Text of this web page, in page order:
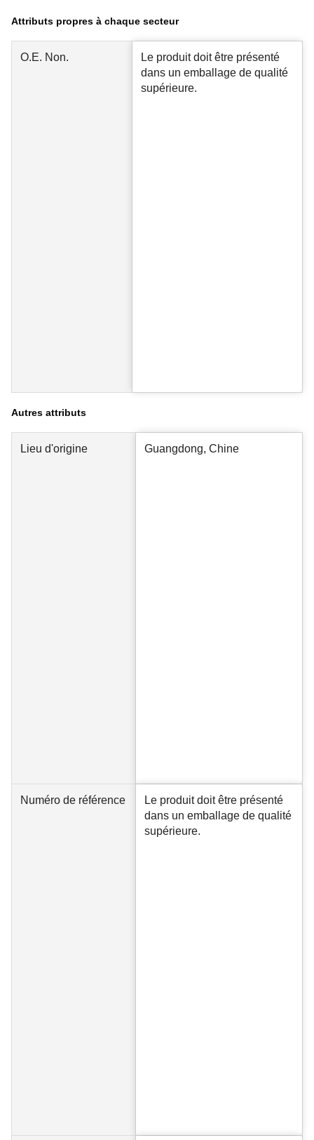
Attributs propres à chaque secteur
O.E. Non.
Le produit doit être présenté
dans un emballage de qualité
supérieure.
Autres attributs
Lieu d'origine Guangdong, Chine
Numéro de référence
Le produit doit être présenté
dans un emballage de qualité
supérieure.